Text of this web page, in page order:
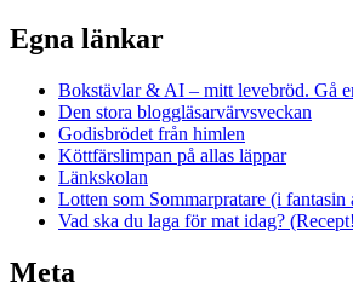
Egna länkar
Bokstävlar & AI – mitt levebröd. Gå
Den stora bloggläsarvärvsveckan
Godisbrödet från himlen
Köttfärslimpan på allas läppar
Länkskolan
Lotten som Sommarpratare (i
Vad ska du laga för mat idag?
Meta